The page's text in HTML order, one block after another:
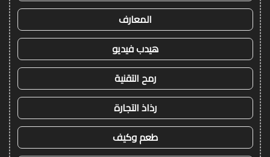
المعارف
هيدب فيديو
رمح التقنية
رذاذ التجارة
طعم وكيف